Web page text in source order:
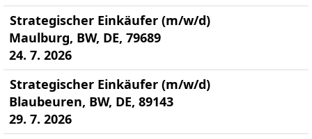
Strategischer Einkäufer (m/w/d)
Maulburg, BW, DE, 79689
24. 7. 2026
Strategischer Einkäufer (m/w/d)
Blaubeuren, BW, DE, 89143
29. 7. 2026